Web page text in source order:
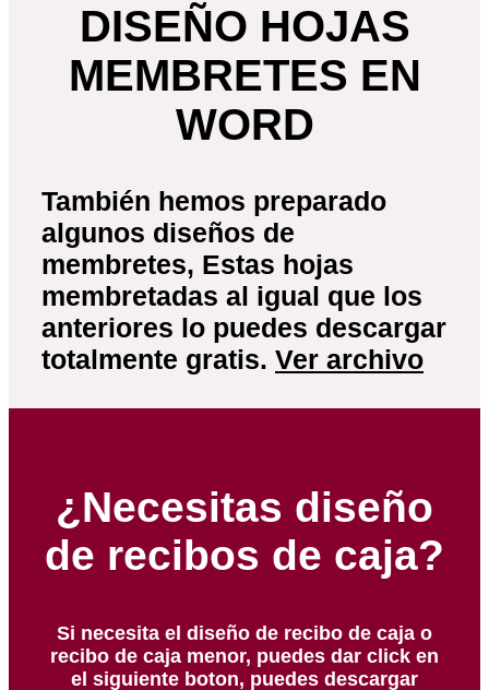
DISEÑO HOJAS
MEMBRETES EN
WORD
También hemos preparado
algunos diseños de
membretes, Estas hojas
membretadas al igual que los
anteriores lo puedes descargar
totalmente gratis. Ver archivo
¿Necesitas diseño
de recibos de caja?
Si necesita el diseño de recibo de caja o
recibo de caja menor, puedes dar click en
el siguiente boton, puedes descargar